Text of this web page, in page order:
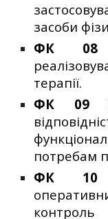
засоби
ФК 08
терапії.
ФК 09
потребам
ФК 10
контроль